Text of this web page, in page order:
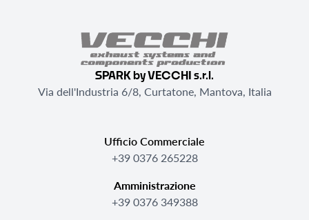
SPARK by VECCHI s.r.l.
Via dell'Industria 6/8, Curtatone, Mantova, Italia
Ufficio Commerciale
+39 0376 265228
Amministrazione
+39 0376 349388